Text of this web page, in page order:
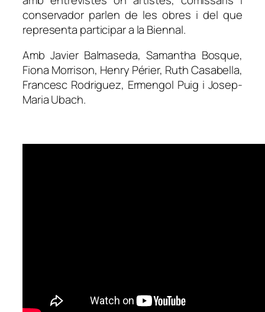
conservador parlen de les obres i del que
representa participar a la Biennal.
Amb Javier Balmaseda, Samantha Bosque,
Fiona Morrison, Henry Périer, Ruth Casabella,
Francesc Rodriguez, Ermengol Puig i Josep-
Maria Ubach.